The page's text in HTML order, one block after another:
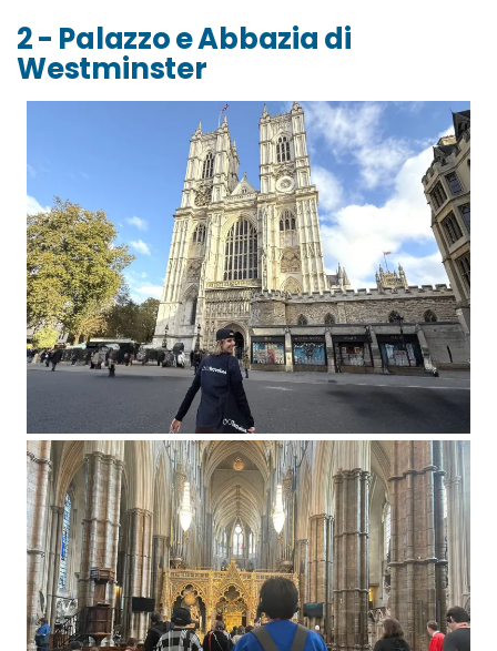
2 - Palazzo e Abbazia di
Westminster